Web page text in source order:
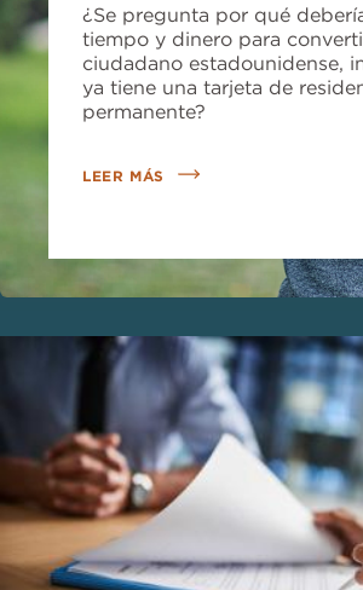
¿Se pregunta por qué
tiempo y dinero para
ciudadano estadounidense,
ya tiene una tarjeta de
permanente?
LEER MÁS